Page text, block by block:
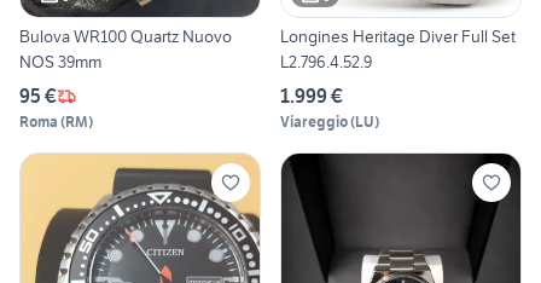
Bulova WR100 Quartz Nuovo
NOS 39mm
95 €
Roma (RM)
Longines Heritage Diver Full Set
L2.796.4.52.9
1.999 €
Viareggio(LU)